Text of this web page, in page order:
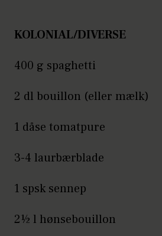
KOLONIAL/DIVERSE
400 g spaghetti
2 dl bouillon (eller mælk)
1 dåse tomatpure
3-4 laurbærblade
1 spsk sennep
2½ l hønsebouillon